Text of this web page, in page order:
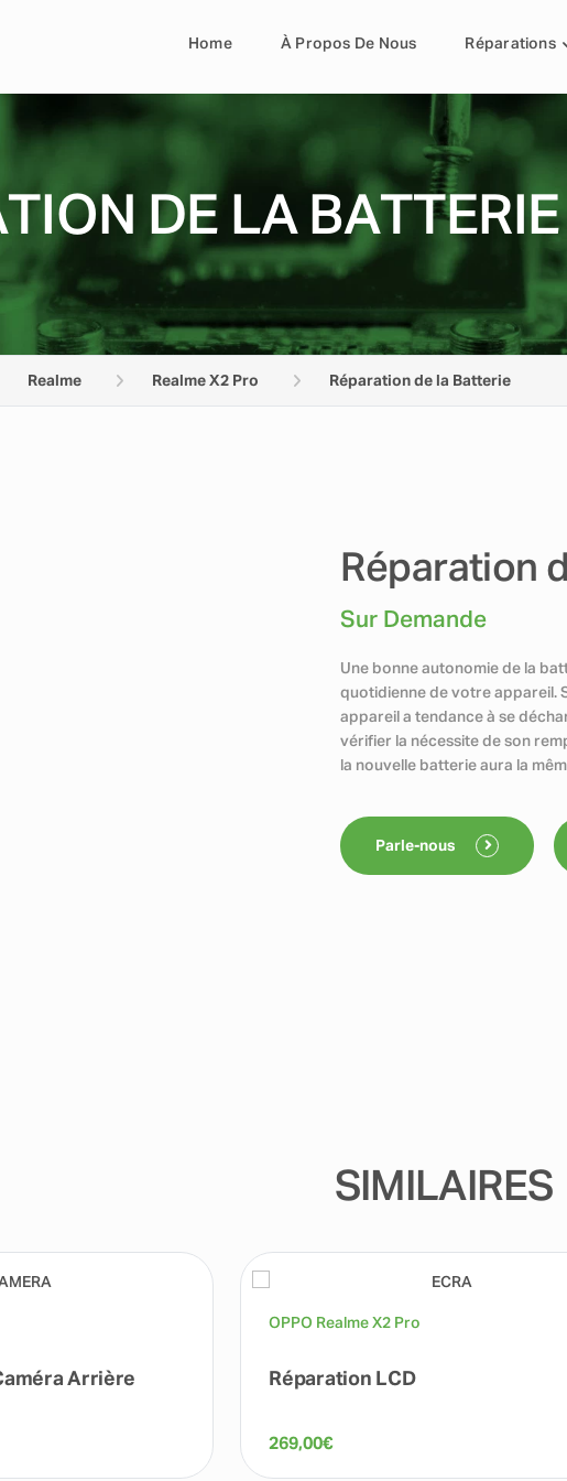
Home À Propos De Nous Réparations
DE LA
Realme Realme X2 Pro Réparation de la Batterie
Réparation
Sur Demande
Une bonne autonomie de la
quotidienne de votre appareil.
appareil a tendance à se
vérifier la nécessite de son
la nouvelle batterie aura la
Parle-nous
SIMILAIRES
Arrière
OPPO Realme X2 Pro
Réparation LCD
269,00€